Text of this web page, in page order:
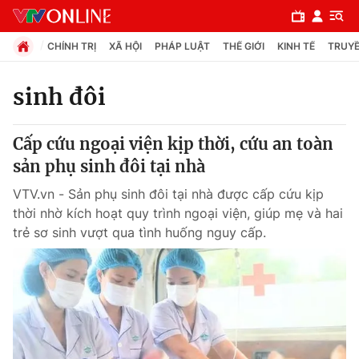
Chuyên mục
Chính trị
Xã hội
Pháp luật
Y tế
Thế giới
CHÍNH TRỊ XÃ HỘI PHÁP LUẬT THẾ GIỚI KINH TẾ
sinh đôi
Cấp cứu ngoại viện kịp thời, cứu an toàn
sản phụ sinh đôi tại nhà
VTV.vn - Sản phụ sinh đôi tại nhà được cấp cứu kịp
thời nhờ kích hoạt quy trình ngoại viện, giúp mẹ và hai
trẻ sơ sinh vượt qua tình huống nguy cấp.